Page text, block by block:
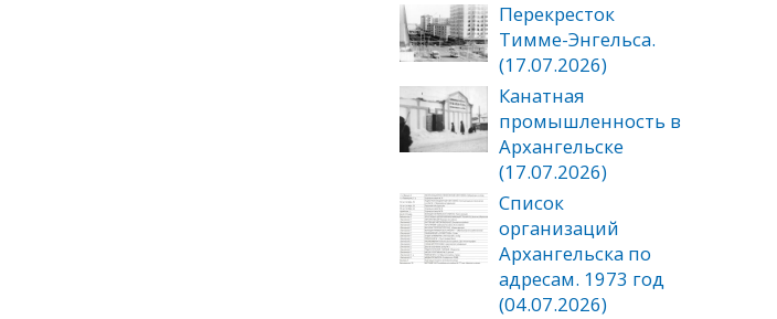
Перекресток
Тимме-Энгельса.
(17.07.2026)
Канатная
промышленность в
Архангельске
(17.07.2026)
Список
организаций
Архангельска по
адресам. 1973 год
(04.07.2026)